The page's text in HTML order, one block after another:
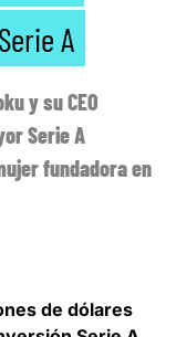
A
y su CEO
Serie A
fundadora en
de dólares